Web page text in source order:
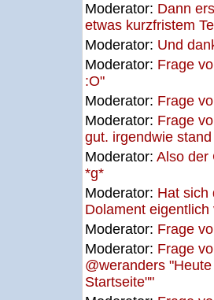
Moderator: Dann
etwas kurzfristem
Moderator: Und
Moderator: Frage
:O"
Moderator: Frage
Moderator: Frage
gut. irgendwie
Moderator: Also der
*g*
Moderator: Hat sich
Dolament eigentlich
Moderator: Frage
Moderator: Frage
@weranders
Startseite""